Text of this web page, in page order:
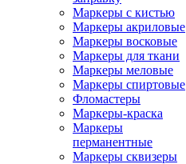
Маркеры с кистью
Маркеры акриловые
Маркеры восковые
Маркеры для ткани
Маркеры меловые
Маркеры спиртовые
Фломастеры
Маркеры-краска
Маркеры
перманентные
Маркеры сквизеры